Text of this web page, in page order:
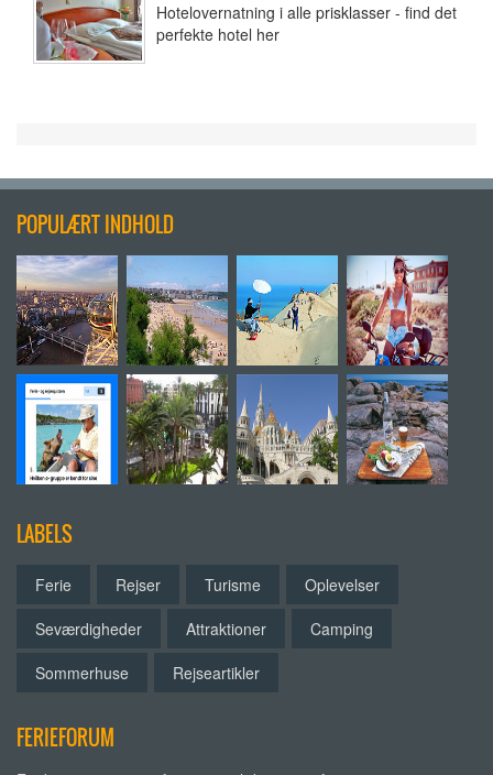
Hotelovernatning i alle prisklasser - find det
perfekte hotel her
POPULÆRT INDHOLD
LABELS
Ferie Rejser Turisme
Oplevelser
Seværdigheder
Attraktioner
Camping
Sommerhuse
Rejseartikler
FERIEFORUM